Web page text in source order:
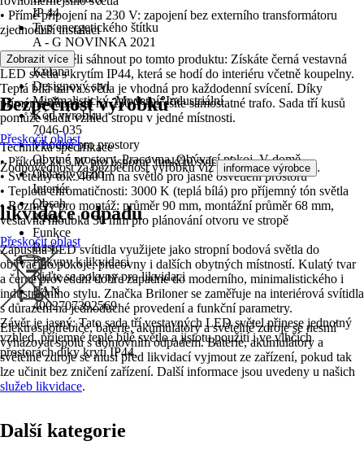
IP 44
Typ energetického štítku
A - G NOVINKA 2021
Série
Kulana
Designový styl
Minimalistický, Moderní, Industriální
Kód výrobku
7046-035
Vhodné pro prostory
Obytné prostory, Pracovna, Obývací pokoj, V domě
Oblast využití
Interiér
Obsah
3 Kus
Funkce
Basic
Pokyny k likvidaci
Řiďte se pokyny pro likvidaci
EAN
4002707392569
• Přímé připojení na 230 V: zapojení bez externího transformátoru
zjednoduší instalaci
Proto byste měli sáhnout po tomto produktu: Získáte černá vestavná
LED světla s krytím IP44, která se hodí do interiéru včetně koupelny.
Teplá bílá barva světla je vhodná pro každodenní svícení. Díky
přímému napojení na 230 V neřešíte samostatné trafo. Sada tří kusů
pomůže sladit vzhled stropu v jedné místnosti.
Technická specifikace
• Příkon: 3x 5 W pro úsporné funkční svícení
• Světelný tok: 460 lm na světlo pro jasné osvětlení prostoru
• Teplota chromatičnosti: 3000 K (teplá bílá) pro příjemný tón světla
• Rozměry pro montáž: průměr 90 mm, montážní průměr 68 mm,
vestavná hloubka 30 mm pro plánování otvoru ve stropě
Zápustná LED svítidla využijete jako stropní bodová světla do
obývacího pokoje, pracovny i dalších obytných místností. Kulatý tvar
a černé provedení dobře zapadne do moderního, minimalistického i
industriálního stylu. Značka Briloner se zaměřuje na interiérová svítidla
s důrazem na jednoduché provedení a funkční parametry.
Závěr je jasný: Tato sada tří vestavných LED světel přinese jednotný
vzhled, příjemné teplé bílé světlo a jistotu použití i ve vlhčích
prostorách díky krytí IP44.
Zobrazit více
Bezpečnost výrobků
Přeskočit oblast
Zodpovědnost za bezpečnost výrobku viz informace výrobce .
likvidace odpadu
Přeskočit oblast
Elektrospotřebiče, baterie, akumulátory a světelné zdroje se nesmí
vyhazovat spolu s domovním odpadem. Baterie, akumulátory a
světelné zdroje se musí před likvidací vyjmout ze zařízení, pokud tak
lze učinit bez zničení zařízení. Další informace jsou uvedeny u našich
služeb likvidace.
Další kategorie